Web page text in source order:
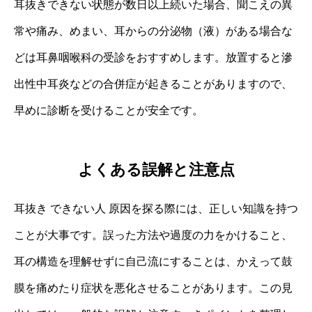
耳抜きできない状態が数日以上続いた場合、聞こえの異
常や痛み、めまい、耳からの分泌物（液）がある場合な
どは耳鼻咽喉科の受診をおすすめします。放置すると滲
出性中耳炎などの合併症が起きることがありますので、
早めに診断を受けることが安全です。
よくある誤解と注意点
耳抜き できない人 原因を探る際には、正しい知識を持つ
ことが大事です。誤った方法や過度の力をかけること、
耳の構造を理解せずに自己流にすることは、かえって鼓
膜を痛めたり症状を悪化させることがあります。この見